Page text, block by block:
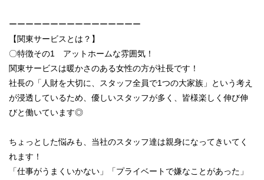
ーーーーーーーーーーーーーーーー
【関東サービスとは？】
〇特徴その1 アットホームな雰囲気！
関東サービスは暖かさのある女性の方が社長です！
社長の「人財を大切に、スタッフ全員で1つの大家族」という考え
が浸透しているため、優しいスタッフが多く、皆様楽しく伸び伸
びと働いています◎
ちょっとした悩みも、当社のスタッフ達は親身になってきいてく
れます！
「仕事がうまくいかない」「プライベートで嫌なことがあった」